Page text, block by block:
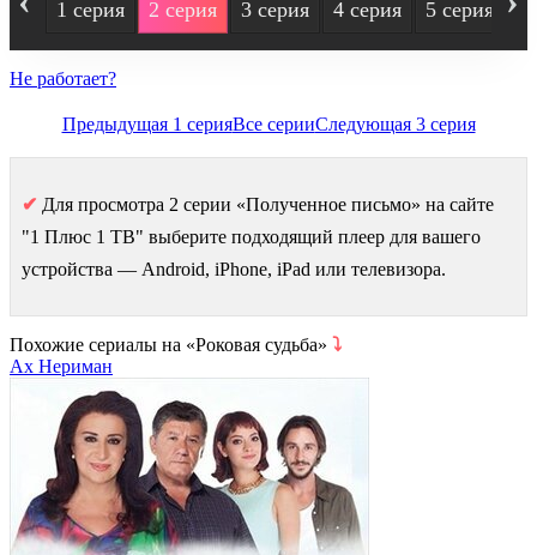
1 серия 2 серия 3 серия 4 серия 5 серия
Не работает?
Предыдущая 1 серияВсе серииСледующая 3 серия
✔ Для просмотра 2 серии «Полученное письмо» на сайте
"1 Плюс 1 ТВ" выберите подходящий плеер для вашего
устройства — Android, iPhone, iPad или телевизора.
Похожие сериалы на «Роковая судьба» ⤵
Ах Нериман